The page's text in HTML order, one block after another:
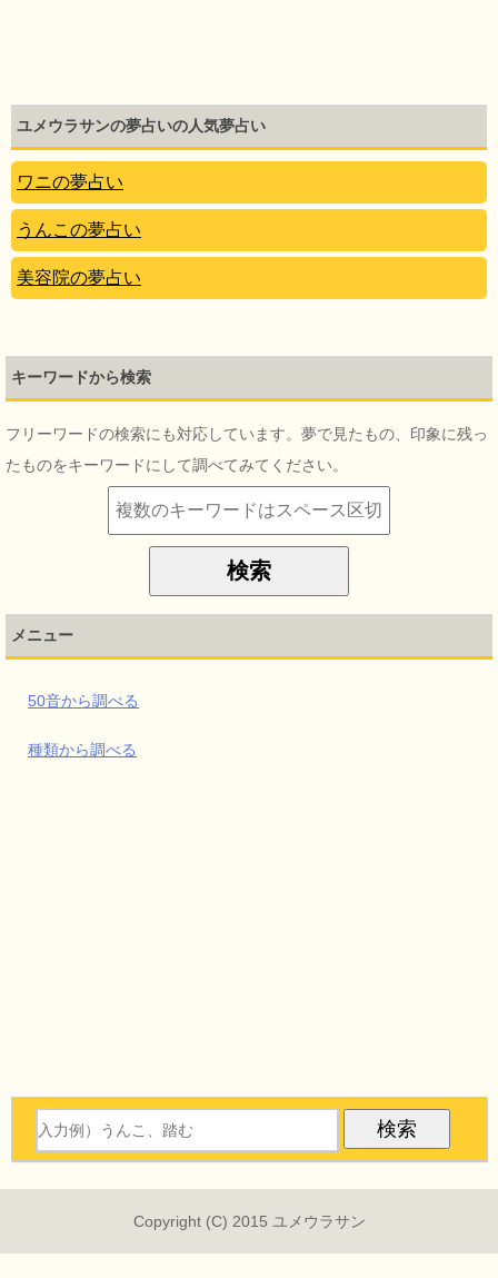
ユメウラサンの夢占いの人気夢占い
ワニの夢占い
うんこの夢占い
美容院の夢占い
キーワードから検索
フリーワードの検索にも対応しています。夢で見たもの、印象に残っ
たものをキーワードにして調べてみてください。
メニュー
50音から調べる
種類から調べる
Copyright (C) 2015 ユメウラサン